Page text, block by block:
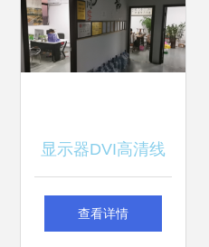
定义自动驾驶方向
显示器DVI高清线
多少起批_福源荣
查看详情